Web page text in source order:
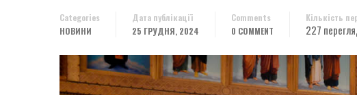
Categories
НОВИНИ
Дата публікації
25 ГРУДНЯ, 2024
Comments
0 COMMENT
Кількість
227